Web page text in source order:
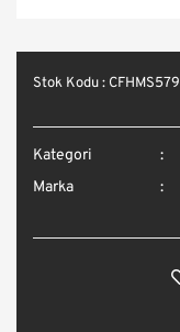
Stok Kodu : CFHMS579
Kategori
Marka